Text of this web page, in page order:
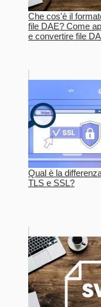
Che cos'è il
file DAE? Come
e convertire file
Qual è la
TLS e SSL?